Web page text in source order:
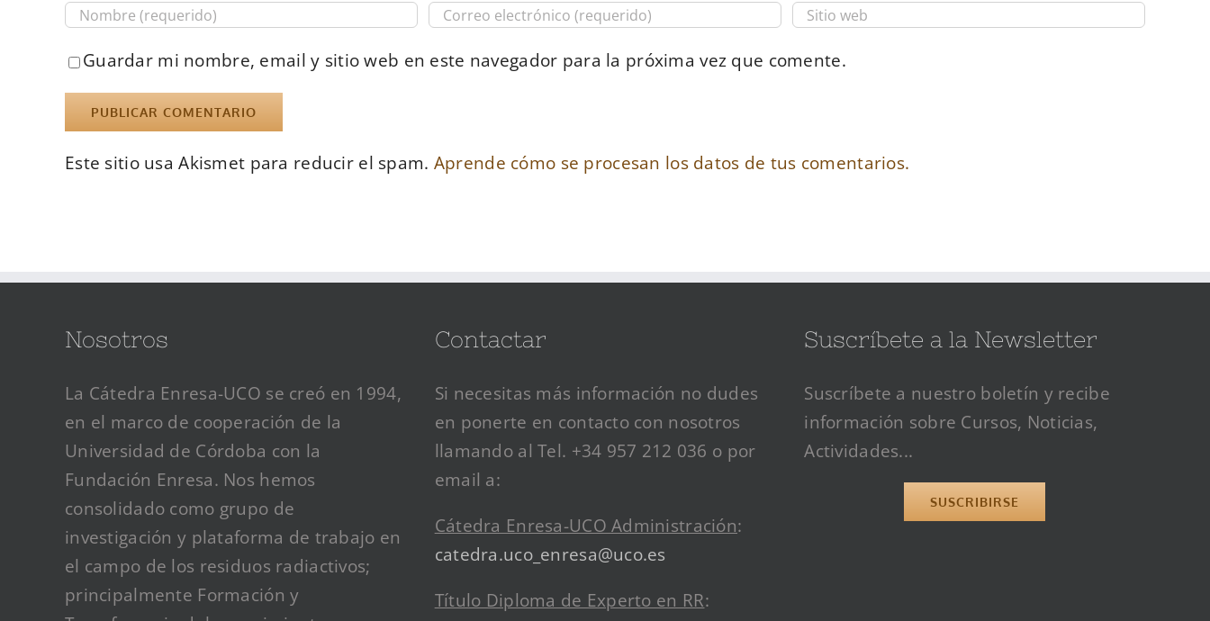
Guardar mi nombre, email y sitio web en este navegador para la próxima vez que comente.
Este sitio usa Akismet para reducir el spam. Aprende cómo se procesan los datos de tus comentarios.
Nosotros
La Cátedra Enresa-UCO se creó en 1994,
en el marco de cooperación de la
Universidad de Córdoba con la
Fundación Enresa. Nos hemos
consolidado como grupo de
investigación y plataforma de trabajo en
el campo de los residuos radiactivos;
principalmente Formación y
Contactar
Si necesitas más información no dudes
en ponerte en contacto con nosotros
llamando al Tel. +34 957 212 036 o por
email a:
Cátedra Enresa-UCO Administración:
catedra.uco_enresa@uco.es
Título Diploma de Experto en RR:
Suscríbete a la Newsletter
Suscríbete a nuestro boletín y recibe
información sobre Cursos, Noticias,
Actividades...
SUSCRIBIRSE